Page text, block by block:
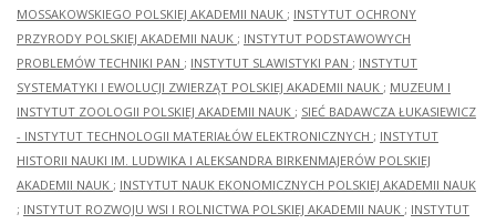
MOSSAKOWSKIEGO POLSKIEJ AKADEMII NAUK ; INSTYTUT OCHRONY
PRZYRODY POLSKIEJ AKADEMII NAUK ; INSTYTUT PODSTAWOWYCH
PROBLEMÓW TECHNIKI PAN ; INSTYTUT SLAWISTYKI PAN ; INSTYTUT
SYSTEMATYKI I EWOLUCJI ZWIERZĄT POLSKIEJ AKADEMII NAUK ; MUZEUM I
INSTYTUT ZOOLOGII POLSKIEJ AKADEMII NAUK ; SIEĆ BADAWCZA ŁUKASIEWICZ
- INSTYTUT TECHNOLOGII MATERIAŁÓW ELEKTRONICZNYCH ; INSTYTUT
HISTORII NAUKI IM. LUDWIKA I ALEKSANDRA BIRKENMAJERÓW POLSKIEJ
AKADEMII NAUK ; INSTYTUT NAUK EKONOMICZNYCH POLSKIEJ AKADEMII NAUK
; INSTYTUT ROZWOJU WSI I ROLNICTWA POLSKIEJ AKADEMII NAUK ; INSTYTUT